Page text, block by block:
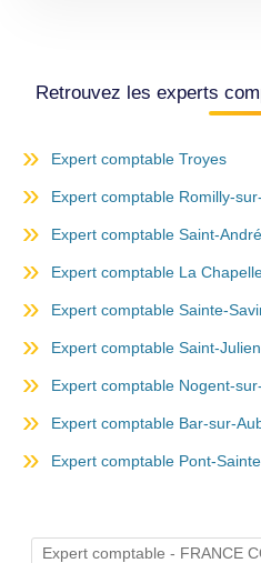
Retrouvez les experts
Expert comptable Troyes
Expert comptable Romilly-
Expert comptable Saint-
Expert comptable La
Expert comptable Sainte-
Expert comptable Saint-
Expert comptable Nogent-
Expert comptable Bar-sur-
Expert comptable Pont-
Expert comptable - FRANCE